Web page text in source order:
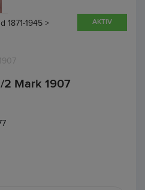
1871-1945 >
AKTIV
2 Mark 1907